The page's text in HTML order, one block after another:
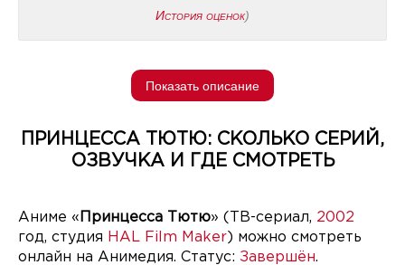
История оценок)
Показать описание
ПРИНЦЕССА ТЮТЮ: СКОЛЬКО СЕРИЙ,
ОЗВУЧКА И ГДЕ СМОТРЕТЬ
Аниме « Принцесса Тютю» (ТВ-сериал, 2002
год, студия HAL Film Maker ) можно смотреть
онлайн на Анимедия. Статус: Завершён.